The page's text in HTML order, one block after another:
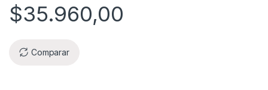
$35.960,00
Comparar